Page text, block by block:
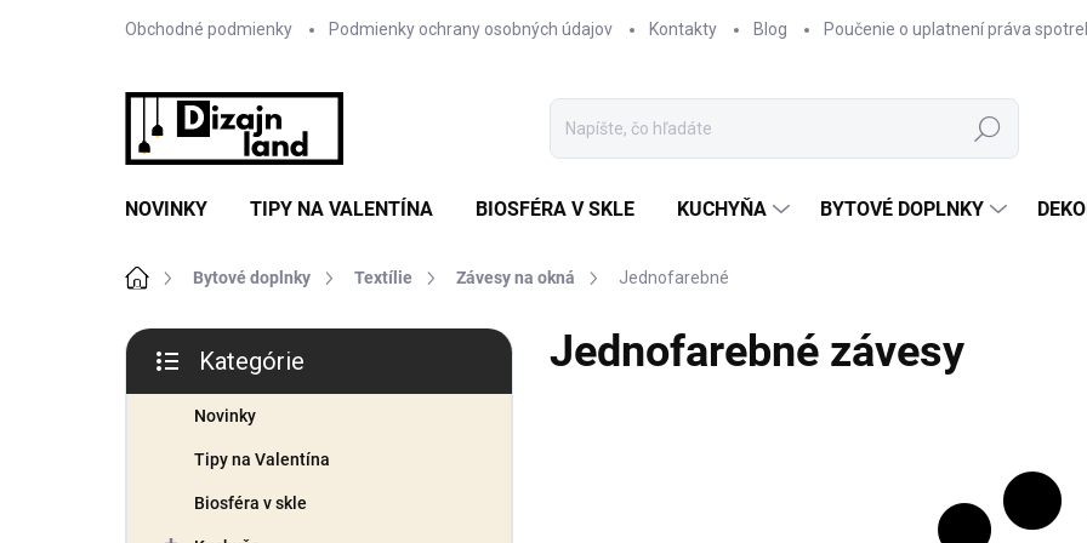
Obchodné podmienky Podmienky ochrany osobných údajov Kontakty Blog Poučenie o uplatnení práva
Hľadať
NOVINKY TIPY NA VALENTÍNA BIOSFÉRA V SKLE KUCHYŇA BYTOVÉ DOPLNKY
DomovBytové doplnky Textílie Závesy na okná Jednofarebné
B
č
kategórie
Kategórie
Novinky
Tipy na Valentína
Biosféra v skle
Jednofarebné závesy